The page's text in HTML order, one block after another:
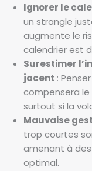
Ignorer le
un strangle
augmente le
calendrier est
Surestimer
jacent :
compensera
surtout si la
Mauvaise
trop courtes
amenant à
optimal.